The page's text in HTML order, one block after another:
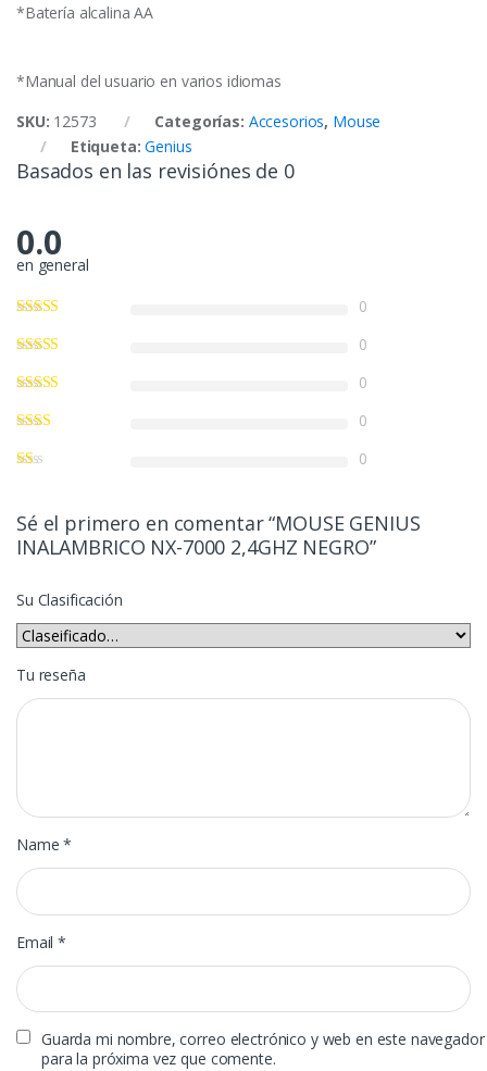
*Batería alcalina AA
*Manual del usuario en varios idiomas
SKU: 12573 Categorías: Accesorios, Mouse
Etiqueta:Genius
Basados en las revisiónes de 0
0.0
en general
0
0
0
0
0
Sé el primero en comentar “MOUSE GENIUS
INALAMBRICO NX-7000 2,4GHZ NEGRO”
Su Clasificación
Tu reseña
Name*
Email*
Guarda mi nombre, correo electrónico y web en este navegador
para la próxima vez que comente.